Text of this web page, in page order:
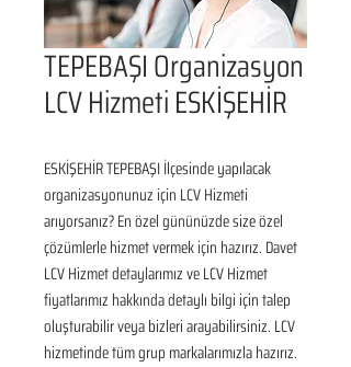
TEPEBAŞI Organizasyon
LCV Hizmeti ESKİŞEHİR
ESKİŞEHİR TEPEBAŞI İlçesinde yapılacak
organizasyonunuz için LCV Hizmeti
arıyorsanız? En özel gününüzde size özel
çözümlerle hizmet vermek için hazırız. Davet
LCV Hizmet detaylarımız ve LCV Hizmet
fiyatlarımız hakkında detaylı bilgi için talep
oluşturabilir veya bizleri arayabilirsiniz. LCV
hizmetinde tüm grup markalarımızla hazırız.